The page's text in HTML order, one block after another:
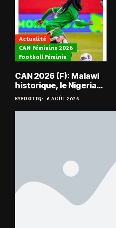
Actualité
CAN Féminine 2026
Football Féminin
CAN 2026 (F): Malawi
historique, le Nigeria
sauvé, la Zambie
éliminée
BYFOOT.TG 6 AOÛT 2026